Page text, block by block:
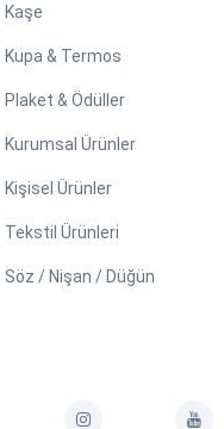
Kaşe
Kupa & Termos
Plaket & Ödüller
Kurumsal Ürünler
Kişisel Ürünler
Tekstil Ürünleri
Söz / Nişan / Düğün